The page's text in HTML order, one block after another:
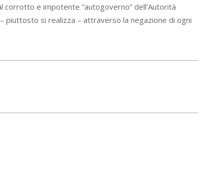
e impotente “autogoverno” dell’Autorità
piuttosto si realizza – attraverso la negazione di ogni